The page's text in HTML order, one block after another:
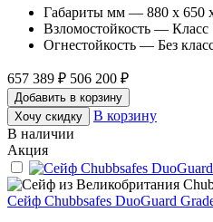
Габариты мм — 880 x 650
Взломостойкость — Класс
Огнестойкость — Без
657 389 ₽ 506 200 ₽
Добавить в корзину
Хочу скидку
В корзину
В наличии
Акция
Сейф Chubbsafes DuoGuard